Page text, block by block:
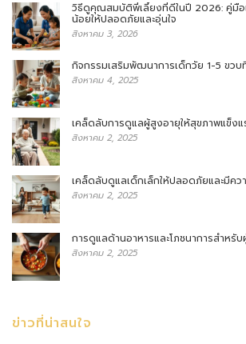
วิธีดูคุณสมบัติพี่เลี้ยงที่ดีในปี 2026: คู่มื
น้อยให้ปลอดภัยและอุ่นใจ
สิงหาคม 3, 2026
กิจกรรมเสริมพัฒนาการเด็กวัย 1-5 ขวบ
สิงหาคม 4, 2025
เคล็ดลับการดูแลผู้สูงอายุให้สุขภาพแข็ง
สิงหาคม 2, 2025
เคล็ดลับดูแลเด็กเล็กให้ปลอดภัยและมีคว
สิงหาคม 2, 2025
การดูแลด้านอาหารและโภชนาการสำหรั
สิงหาคม 2, 2025
ข่าวที่น่าสนใจ